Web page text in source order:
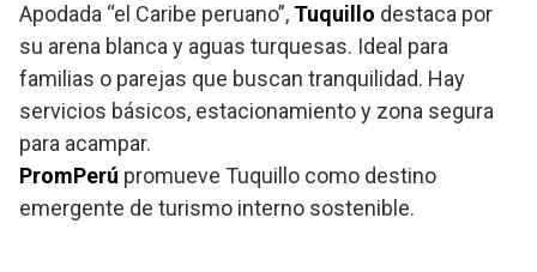
Apodada “el Caribe peruano”, Tuquillo destaca por
su arena blanca y aguas turquesas. Ideal para
familias o parejas que buscan tranquilidad. Hay
servicios básicos, estacionamiento y zona segura
para acampar.
PromPerú promueve Tuquillo como destino
emergente de turismo interno sostenible.